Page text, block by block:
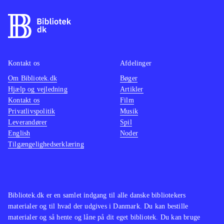
som søm i en dåse, og det suppleres
af en underlig malplaceret pompøs
man kan spille op til 4 sammen,
hvilket fungerer fint, og at spillet kan
spilles både med den almindelige
controller og med Playstation move
Spillet minder i både gameplay og
genre om Time crisis - razing storm,
der dog trods en tynd historie og
ikke får i Heavy fire - Afghanistan .
Måske kan spillet fungere som
Bibliotek.dk er en samlet indgang til alle danske bibliotekers
materialer og til hvad der udgives i Danmark. Du kan bestille
materialer og så hente og låne på dit eget bibliotek. Du kan bruge
Kontakt os
Om Bibliotek.dk
Hjælp og vejledning
Kontakt os
Privatlivspolitik
Leverandører
English
Tilgængelighedserklæring
Afdelinger
Bøger
Artikler
Film
Musik
Spil
Noder